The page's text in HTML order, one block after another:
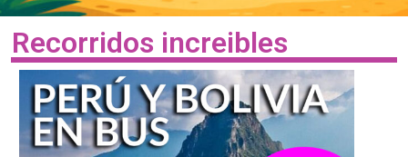
Recorridos increibles